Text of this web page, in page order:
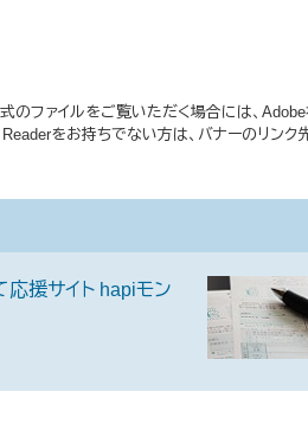
のファイルをご覧いただく場合には、
をお持ちでない方は、バナーのリンク
応援サイト hapiモン